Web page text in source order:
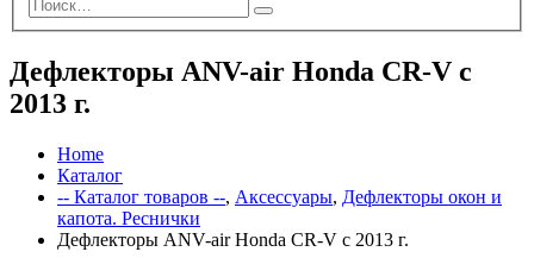
Дефлекторы ANV-air Honda CR-V с
2013 г.
Home
Каталог
-- Каталог товаров --, Аксессуары, Дефлекторы окон и
капота. Реснички
Дефлекторы ANV-air Honda CR-V с 2013 г.